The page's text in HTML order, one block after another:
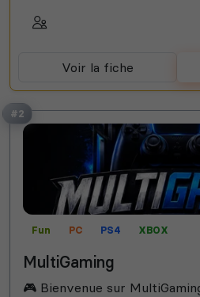
Voir la fiche
#2
Fun PC PS4 XBOX
MultiGaming
🎮 Bienvenue sur